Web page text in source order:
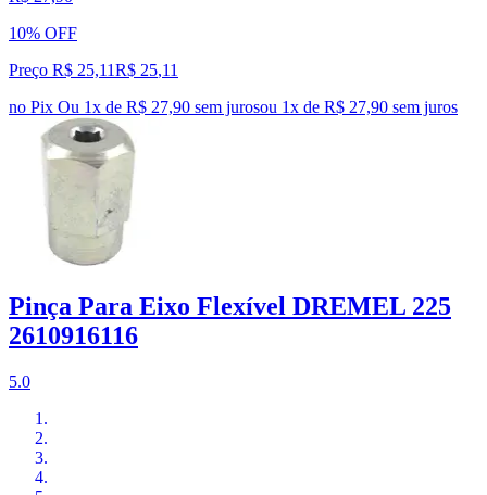
10% OFF
Preço R$ 25,11R$ 25,11
no Pix Ou 1x de R$ 27,90 sem jurosou 1x de R$ 27,90 sem juros
Pinça Para Eixo Flexível DREMEL 225
2610916116
5.0